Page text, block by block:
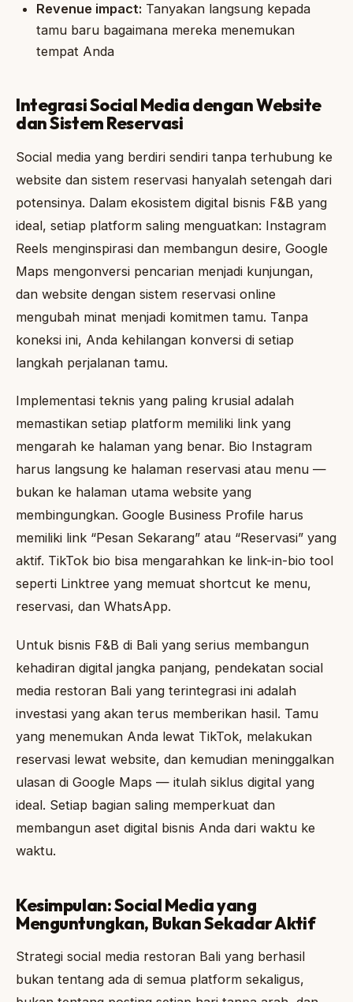
Revenue impact: Tanyakan langsung kepada
tamu baru bagaimana mereka menemukan
tempat Anda
Integrasi Social Media dengan Website
dan Sistem Reservasi
Social media yang berdiri sendiri tanpa terhubung ke
website dan sistem reservasi hanyalah setengah dari
potensinya. Dalam ekosistem digital bisnis F&B yang
ideal, setiap platform saling menguatkan: Instagram
Reels menginspirasi dan membangun desire, Google
Maps mengonversi pencarian menjadi kunjungan,
dan website dengan sistem reservasi online
mengubah minat menjadi komitmen tamu. Tanpa
koneksi ini, Anda kehilangan konversi di setiap
langkah perjalanan tamu.
Implementasi teknis yang paling krusial adalah
memastikan setiap platform memiliki link yang
mengarah ke halaman yang benar. Bio Instagram
harus langsung ke halaman reservasi atau menu —
bukan ke halaman utama website yang
membingungkan. Google Business Profile harus
memiliki link “Pesan Sekarang” atau “Reservasi” yang
aktif. TikTok bio bisa mengarahkan ke link-in-bio tool
seperti Linktree yang memuat shortcut ke menu,
reservasi, dan WhatsApp.
Untuk bisnis F&B di Bali yang serius membangun
kehadiran digital jangka panjang, pendekatan social
media restoran Bali yang terintegrasi ini adalah
investasi yang akan terus memberikan hasil. Tamu
yang menemukan Anda lewat TikTok, melakukan
reservasi lewat website, dan kemudian meninggalkan
ulasan di Google Maps — itulah siklus digital yang
ideal. Setiap bagian saling memperkuat dan
membangun aset digital bisnis Anda dari waktu ke
waktu.
Kesimpulan: Social Media yang
Menguntungkan, Bukan Sekadar Aktif
Strategi social media restoran Bali yang berhasil
bukan tentang ada di semua platform sekaligus,